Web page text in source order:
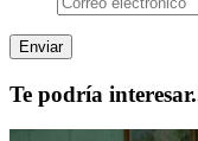
Te podría